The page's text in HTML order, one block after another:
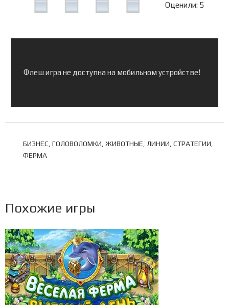
Оценили: 5
Флеш игра не доступна на мобильном устройстве!
МЕТКИ
БИЗНЕС ГОЛОВОЛОМКИ ЖИВОТНЫЕ ЛИНИИ СТРАТЕГИИ
ФЕРМА
Похожие игры